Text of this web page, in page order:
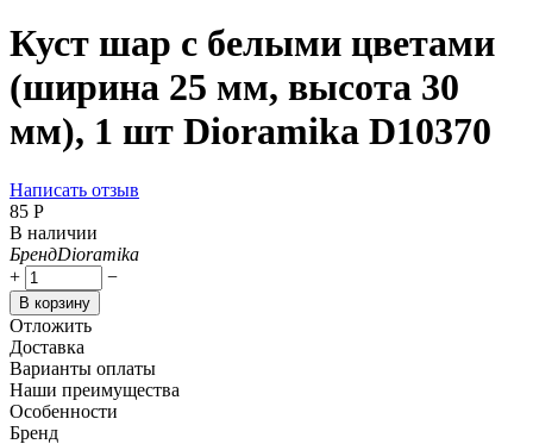
Куст шар с белыми цветами
(ширина 25 мм, высота 30
мм), 1 шт Dioramika D10370
Написать отзыв
‍85‍ Р
В наличии
БрендDioramika
+
−
В корзину
Отложить
Доставка
Варианты оплаты
Наши преимущества
Особенности
Бренд